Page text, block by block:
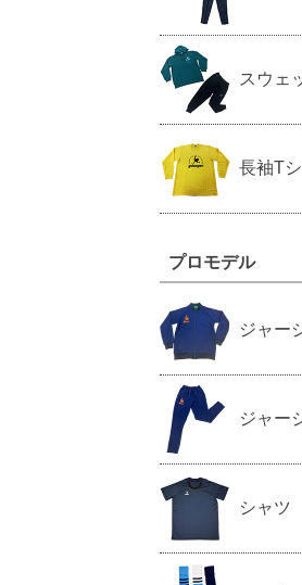
スウェ
長袖T
プロモデル
ジャー
ジャー
シャツ